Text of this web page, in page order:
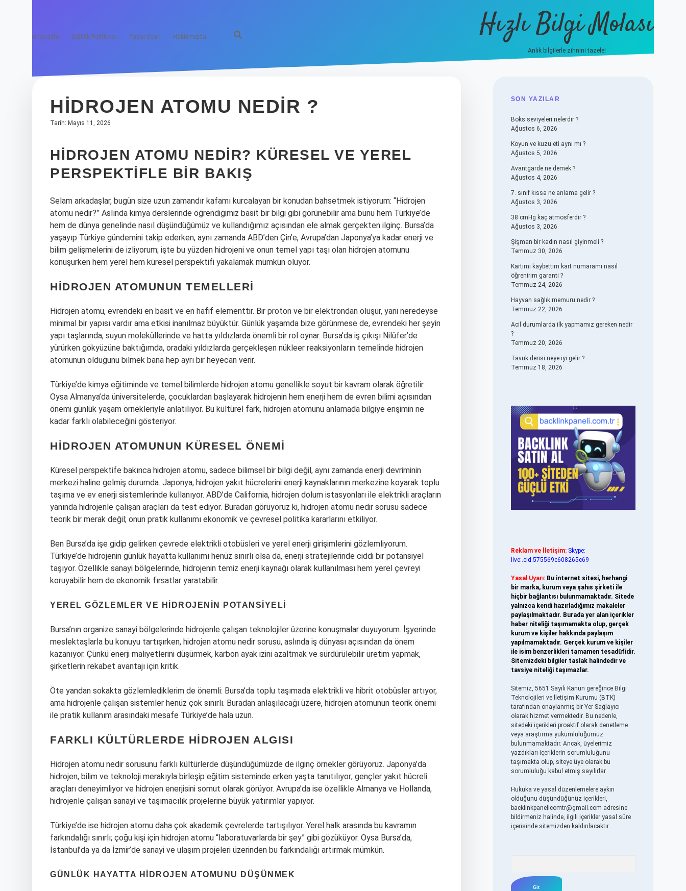
Anasayfa Gizlilik Politikası Yasal Uyarı Hakkımızda Hızlı Bilgi Molası
Anlık bilgilerle zihnini tazele!
HIDROJEN ATOMU NEDIR ?
Tarih: Mayıs 11, 2026
HIDROJEN ATOMU NEDIR? KÜRESEL VE YEREL
PERSPEKTIFLE BIR BAKIŞ
Selam arkadaşlar, bugün size uzun zamandır kafamı kurcalayan bir konudan bahsetmek istiyorum: “Hidrojen
atomu nedir?” Aslında kimya derslerinde öğrendiğimiz basit bir bilgi gibi görünebilir ama bunu hem Türkiye’de
hem de dünya genelinde nasıl düşündüğümüz ve kullandığımız açısından ele almak gerçekten ilginç. Bursa’da
yaşayıp Türkiye gündemini takip ederken, aynı zamanda ABD’den Çin’e, Avrupa’dan Japonya’ya kadar enerji ve
bilim gelişmelerini de izliyorum; işte bu yüzden hidrojeni ve onun temel yapı taşı olan hidrojen atomunu
konuşurken hem yerel hem küresel perspektifi yakalamak mümkün oluyor.
HIDROJEN ATOMUNUN TEMELLERI
Hidrojen atomu, evrendeki en basit ve en hafif elementtir. Bir proton ve bir elektrondan oluşur, yani neredeyse
minimal bir yapısı vardır ama etkisi inanılmaz büyüktür. Günlük yaşamda bize görünmese de, evrendeki her şeyin
yapı taşlarında, suyun moleküllerinde ve hatta yıldızlarda önemli bir rol oynar. Bursa’da iş çıkışı Nilüfer’de
yürürken gökyüzüne baktığımda, oradaki yıldızlarda gerçekleşen nükleer reaksiyonların temelinde hidrojen
atomunun olduğunu bilmek bana hep ayrı bir heyecan verir.
Türkiye’de kimya eğitiminde ve temel bilimlerde hidrojen atomu genellikle soyut bir kavram olarak öğretilir.
Oysa Almanya’da üniversitelerde, çocuklardan başlayarak hidrojenin hem enerji hem de evren bilimi açısından
önemi günlük yaşam örnekleriyle anlatılıyor. Bu kültürel fark, hidrojen atomunu anlamada bilgiye erişimin ne
kadar farklı olabileceğini gösteriyor.
HIDROJEN ATOMUNUN KÜRESEL ÖNEMI
Küresel perspektife bakınca hidrojen atomu, sadece bilimsel bir bilgi değil, aynı zamanda enerji devriminin
merkezi haline gelmiş durumda. Japonya, hidrojen yakıt hücrelerini enerji kaynaklarının merkezine koyarak toplu
taşıma ve ev enerji sistemlerinde kullanıyor. ABD’de California, hidrojen dolum istasyonları ile elektrikli araçların
yanında hidrojenle çalışan araçları da test ediyor. Buradan görüyoruz ki, hidrojen atomu nedir sorusu sadece
teorik bir merak değil; onun pratik kullanımı ekonomik ve çevresel politika kararlarını etkiliyor.
Ben Bursa’da işe gidip gelirken çevrede elektrikli otobüsleri ve yerel enerji girişimlerini gözlemliyorum.
Türkiye’de hidrojenin günlük hayatta kullanımı henüz sınırlı olsa da, enerji stratejilerinde ciddi bir potansiyel
taşıyor. Özellikle sanayi bölgelerinde, hidrojenin temiz enerji kaynağı olarak kullanılması hem yerel çevreyi
koruyabilir hem de ekonomik fırsatlar yaratabilir.
YEREL GÖZLEMLER VE HIDROJENIN POTANSIYELI
Bursa’nın organize sanayi bölgelerinde hidrojenle çalışan teknolojiler üzerine konuşmalar duyuyorum. İşyerinde
meslektaşlarla bu konuyu tartışırken, hidrojen atomu nedir sorusu, aslında iş dünyası açısından da önem
kazanıyor. Çünkü enerji maliyetlerini düşürmek, karbon ayak izini azaltmak ve sürdürülebilir üretim yapmak,
şirketlerin rekabet avantajı için kritik.
Öte yandan sokakta gözlemlediklerim de önemli: Bursa’da toplu taşımada elektrikli ve hibrit otobüsler artıyor,
ama hidrojenle çalışan sistemler henüz çok sınırlı. Buradan anlaşılacağı üzere, hidrojen atomunun teorik önemi
ile pratik kullanım arasındaki mesafe Türkiye’de hala uzun.
FARKLI KÜLTÜRLERDE HIDROJEN ALGISI
Hidrojen atomu nedir sorusunu farklı kültürlerde düşündüğümüzde de ilginç örnekler görüyoruz. Japonya’da
hidrojen, bilim ve teknoloji merakıyla birleşip eğitim sisteminde erken yaşta tanıtılıyor; gençler yakıt hücreli
araçları deneyimliyor ve hidrojen enerjisini somut olarak görüyor. Avrupa’da ise özellikle Almanya ve Hollanda,
hidrojenle çalışan sanayi ve taşımacılık projelerine büyük yatırımlar yapıyor.
Türkiye’de ise hidrojen atomu daha çok akademik çevrelerde tartışılıyor. Yerel halk arasında bu kavramın
farkındalığı sınırlı; çoğu kişi için hidrojen atomu “laboratuvarlarda bir şey” gibi gözüküyor. Oysa Bursa’da,
İstanbul’da ya da İzmir’de sanayi ve ulaşım projeleri üzerinden bu farkındalığı artırmak mümkün.
GÜNLÜK HAYATTA HIDROJEN ATOMUNU DÜŞÜNMEK
SIDEBAR
SON YAZILAR
Boks seviyeleri nelerdir ?
Ağustos 6, 2026
Koyun ve kuzu eti aynı mı ?
Ağustos 5, 2026
Avantgarde ne demek ?
Ağustos 4, 2026
7. sınıf kıssa ne anlama gelir ?
Ağustos 3, 2026
38 cmHg kaç atmosferdir ?
Ağustos 3, 2026
Şişman bir kadın nasıl giyinmeli ?
Temmuz 30, 2026
Kartımı kaybettim kart numaramı nasıl
öğrenirim garanti ?
Temmuz 24, 2026
Hayvan sağlık memuru nedir ?
Temmuz 22, 2026
Acil durumlarda ilk yapmamız gereken nedir
?
Temmuz 20, 2026
Tavuk derisi neye iyi gelir ?
Temmuz 18, 2026
Reklam ve İletişim: Skype:
live:.cid.575569c608265c69
Yasal Uyarı: Bu internet sitesi, herhangi
bir marka, kurum veya şahıs şirketi ile
hiçbir bağlantısı bulunmamaktadır. Sitede
yalnızca kendi hazırladığımız makaleler
paylaşılmaktadır. Burada yer alan içerikler
haber niteliği taşımamakta olup, gerçek
kurum ve kişiler hakkında paylaşım
yapılmamaktadır. Gerçek kurum ve kişiler
ile isim benzerlikleri tamamen tesadüfidir.
Sitemizdeki bilgiler taslak halindedir ve
tavsiye niteliği taşımazlar.
Sitemiz, 5651 Sayılı Kanun gereğince Bilgi
Teknolojileri ve İletişim Kurumu (BTK)
tarafından onaylanmış bir Yer Sağlayıcı
olarak hizmet vermektedir. Bu nedenle,
sitedeki içerikleri proaktif olarak denetleme
veya araştırma yükümlülüğümüz
bulunmamaktadır. Ancak, üyelerimiz
yazdıkları içeriklerin sorumluluğunu
taşımakta olup, siteye üye olarak bu
sorumluluğu kabul etmiş sayılırlar.
Hukuka ve yasal düzenlemelere aykırı
olduğunu düşündüğünüz içerikleri,
backlinkpanelicomtr@gmail.com adresine
bildirmeniz halinde, ilgili içerikler yasal süre
içerisinde sitemizden kaldırılacaktır.